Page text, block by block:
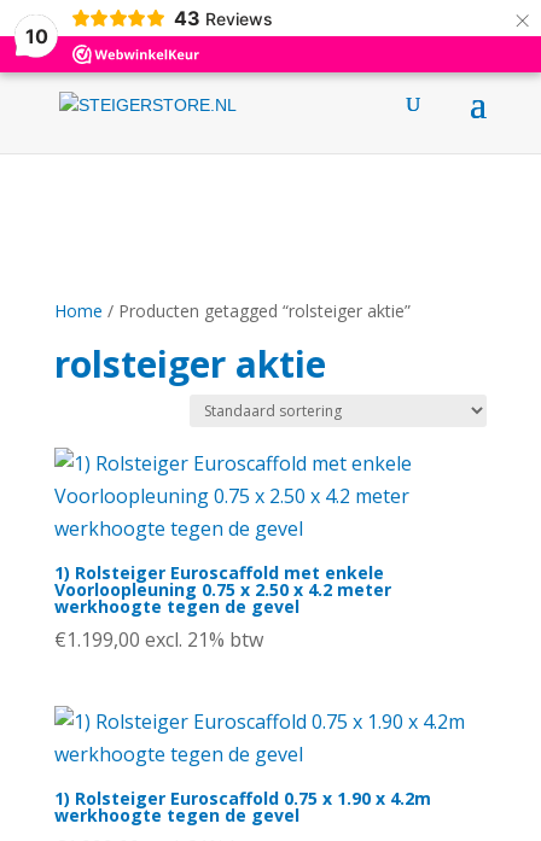
10
43 Reviews ×
0031 (0)6 12376695 info@steigerstore.nl
Home / Producten getagged “rolsteiger aktie”
rolsteiger aktie
1) Rolsteiger Euroscaffold met enkele
Voorloopleuning 0.75 x 2.50 x 4.2 meter
werkhoogte tegen de gevel
€1.199,00 excl. 21% btw
1) Rolsteiger Euroscaffold 0.75 x 1.90 x 4.2m
werkhoogte tegen de gevel